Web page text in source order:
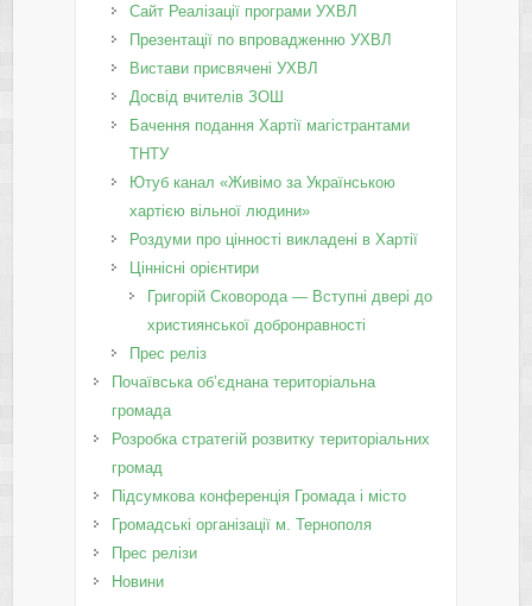
Сайт Реалізації програми УХВЛ
Презентації по впровадженню УХВЛ
Вистави присвячені УХВЛ
Досвід вчителів ЗОШ
Бачення подання Хартії магістрантами
ТНТУ
Ютуб канал «Живімо за Українською
хартією вільної людини»
Роздуми про цінності викладені в Хартії
Ціннісні орієнтири
Григорій Сковорода — Вступні двері до
християнської добронравності
Прес реліз
Почаївська об’єднана територіальна
громада
Розробка стратегій розвитку територіальних
громад
Підсумкова конференція Громада і місто
Громадські організації м. Тернополя
Прес релізи
Новини